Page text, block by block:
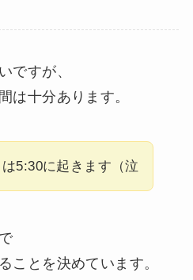
ですが、
は十分あります。
5:30に起きます（泣
ことを決めています。